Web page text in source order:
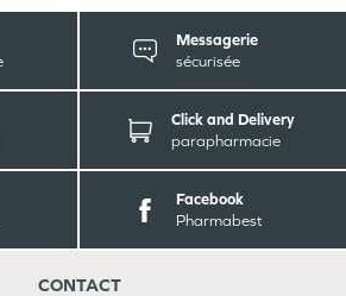
Messagerie
sécurisée
Click and Delivery
parapharmacie
Facebook
Pharmabest
CONTACT